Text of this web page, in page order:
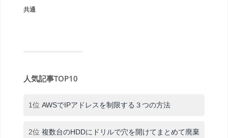
共通
人気記事TOP10
1位 AWSでIPアドレスを制限する３つの方法
2位 複数台のHDDにドリルで穴を開けてまとめて廃棄